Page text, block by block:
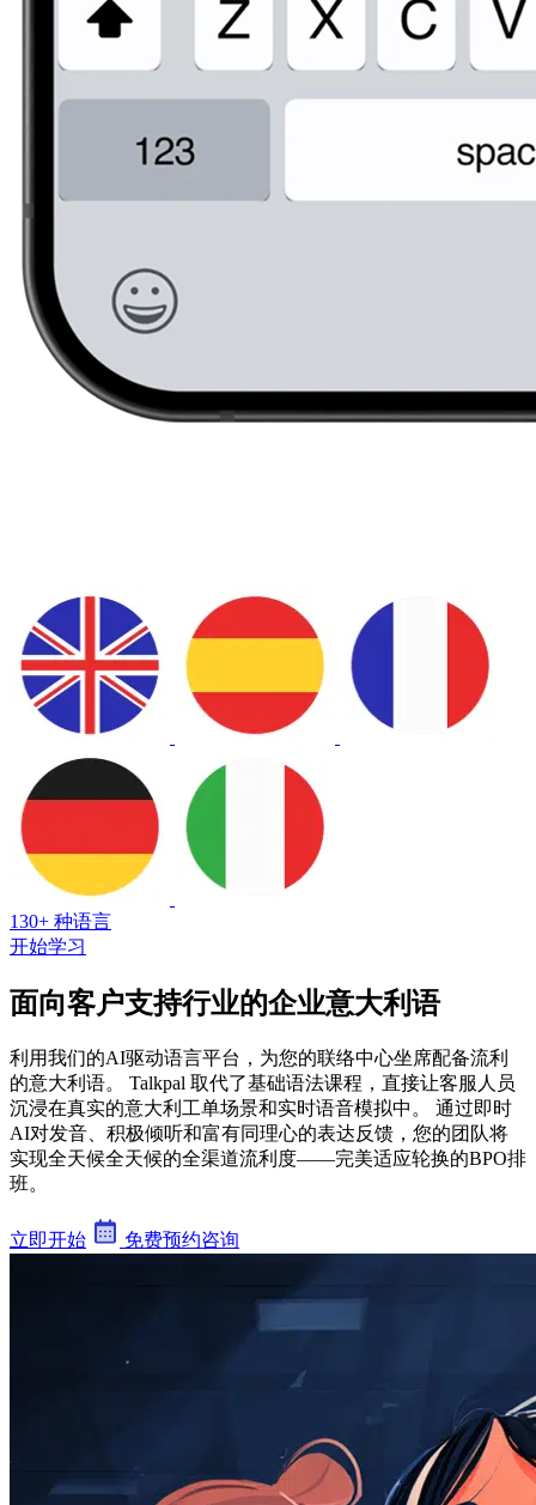
130+ 种语言
开始学习
面向客户支持行业的企业意大利语
利用我们的AI驱动语言平台，为您的联络中心坐席配备流利
的意大利语。 Talkpal 取代了基础语法课程，直接让客服人员
沉浸在真实的意大利工单场景和实时语音模拟中。 通过即时
AI对发音、积极倾听和富有同理心的表达反馈，您的团队将
实现全天候全天候的全渠道流利度——完美适应轮换的BPO排
班。
立即开始 免费预约咨询